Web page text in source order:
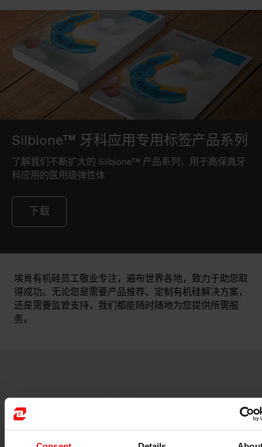
Silbione™ 牙科应用专用标签产品系列
了解我们不断扩大的 Silbione™ 产品系列，用于高保真牙
科应用的医用级弹性体
下载
埃肯有机硅员工敬业专注，遍布世界各地，致力于助您取
得成功。无论您是需要产品推荐、定制有机硅解决方案，
还是需要监管支持，我们都能随时随地为您提供所需服
务。